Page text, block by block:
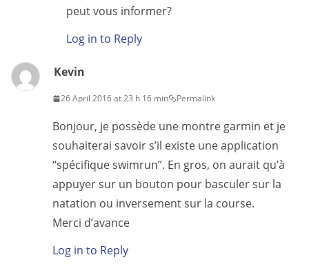
peut vous informer?
Log in to Reply
Kevin
26 April 2016 at 23 h 16 min Permalink
Bonjour, je possède une montre garmin et je
souhaiterai savoir s’il existe une application
“spécifique swimrun”. En gros, on aurait qu’à
appuyer sur un bouton pour basculer sur la
natation ou inversement sur la course.
Merci d’avance
Log in to Reply